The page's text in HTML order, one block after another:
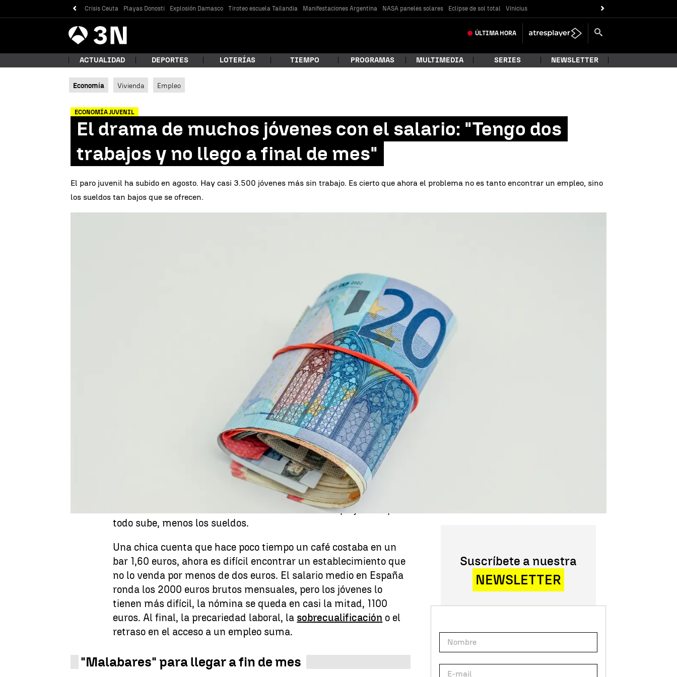
Crisis Ceuta Playas Donosti Explosión Damasco Tiroteo escuela Tailandia Manifestaciones Argentina NASA paneles solares Eclipse de sol total Vinicius
Antena
3 Noticias ÚLTIMA HORA
¿Qué estás buscando?
Buscar
ACTUALIDAD DEPORTES LOTERÍAS TIEMPO PROGRAMAS MULTIMEDIA SERIES NEWSLETTER
Economía Vivienda Empleo
ECONOMÍA JUVENIL
El drama de muchos jóvenes con el salario: "Tengo dos
trabajos y no llego a final de mes"
El paro juvenil ha subido en agosto. Hay casi 3.500 jóvenes más sin trabajo. Es cierto que ahora el problema no es tanto encontrar un empleo, sino
los sueldos tan bajos que se ofrecen.
WhatsappFacebook
X Linkedin
Para muchos es difícil llegar a fin de mes, aunque se tenga un
Varios jóvenes aseguran a Antena 3 Noticias que "es
muy difícil, que los salarios no están acorde con las necesidades
familiares". La nómina no es suficiente, hay que hacer
"malabarismo". Porque todo ha subido. Lainflacióncerró 2024
con una subida de cuatro décimas, hasta el 2,8%, por el
encarecimiento de los carburantes. Y muchos se quejan de que
todo sube, menos los sueldos.
Una chica cuenta que hace poco tiempo un café costaba en un
bar 1,60 euros, ahora es difícil encontrar un establecimiento que
no lo venda por menos de dos euros. El salario medio en España
ronda los 2000 euros brutos mensuales, pero los jóvenes lo
tienen más difícil, la nómina se queda en casi la mitad, 1100
euros. Al final, la precariedad laboral, la sobrecualificación o el
retraso en el acceso a un empleo suma.
"Malabares" para llegar a fin de mes
Suscríbete a nuestra
NEWSLETTER